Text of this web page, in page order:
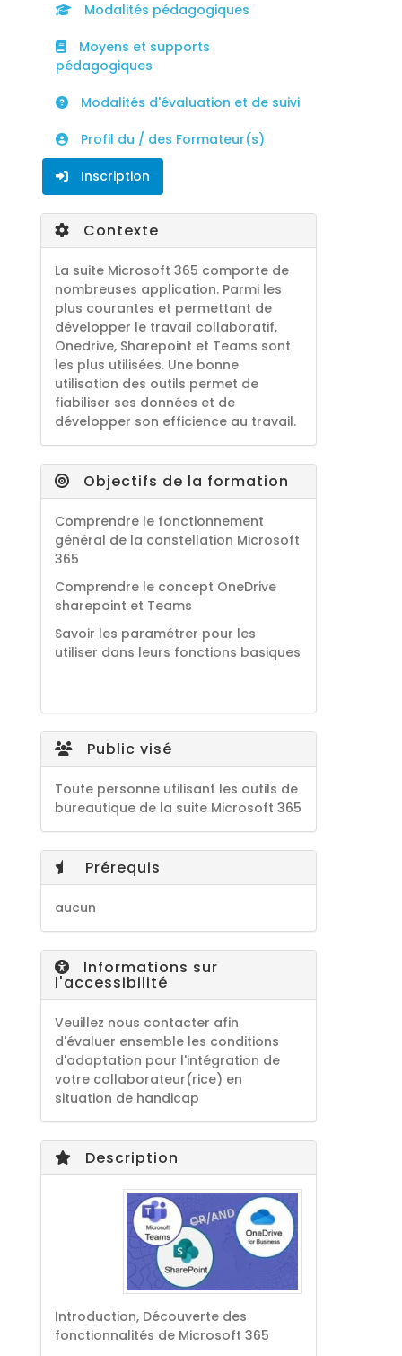
Modalités pédagogiques
Moyens et supports
pédagogiques
Modalités d'évaluation et de suivi
Profil du / des Formateur(s)
Inscription
Contexte
La suite Microsoft 365 comporte de
nombreuses application. Parmi les
plus courantes et permettant de
développer le travail collaboratif,
Onedrive, Sharepoint et Teams sont
les plus utilisées. Une bonne
utilisation des outils permet de
fiabiliser ses données et de
développer son efficience au travail.
Objectifs de la formation
Comprendre le fonctionnement
général de la constellation Microsoft
365
Comprendre le concept OneDrive
sharepoint et Teams
Savoir les paramétrer pour les
utiliser dans leurs fonctions basiques
Public visé
Toute personne utilisant les outils de
bureautique de la suite Microsoft 365
Prérequis
aucun
Informations sur
l'accessibilité
Veuillez nous contacter afin
d'évaluer ensemble les conditions
d'adaptation pour l'intégration de
votre collaborateur(rice) en
situation de handicap
Description
Introduction, Découverte des
fonctionnalités de Microsoft 365